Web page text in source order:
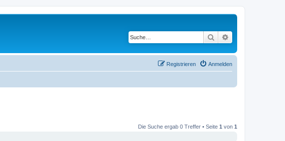
Suche
Anmelden
Registrieren
Die Suche ergab 0 Treffer • Seite 1 von 1